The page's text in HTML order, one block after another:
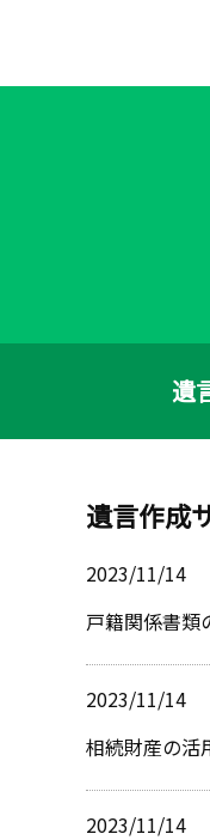
遺
遺言作成
2023/11/14
戸籍関係書類
2023/11/14
相続財産の活
2023/11/14